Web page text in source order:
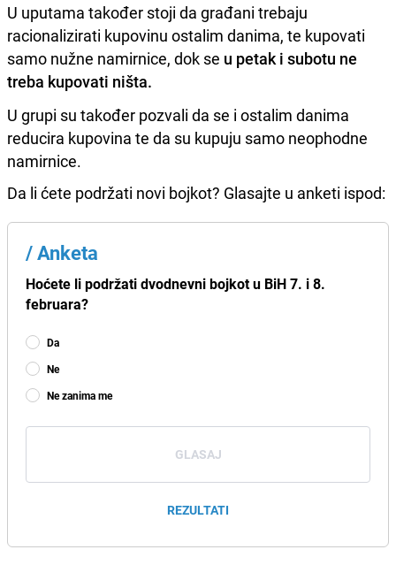
U uputama također stoji da građani trebaju
racionalizirati kupovinu ostalim danima, te kupovati
samo nužne namirnice, dok se u petak i subotu ne
treba kupovati ništa.
U grupi su također pozvali da se i ostalim danima
reducira kupovina te da su kupuju samo neophodne
namirnice.
Da li ćete podržati novi bojkot? Glasajte u anketi ispod:
/Anketa
Hoćete li podržati dvodnevni bojkot u BiH 7. i 8.
februara?
Da
Ne
Ne zanima me
GLASAJ
REZULTATI